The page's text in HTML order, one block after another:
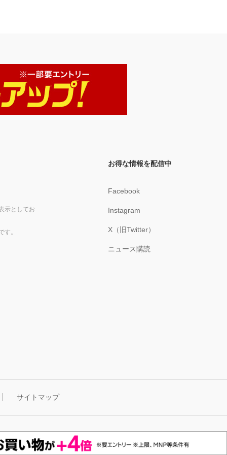
示としてお
。
お得な情報を配信中
Facebook
Instagram
X（旧Twitter）
ニュース購読
サイトマップ